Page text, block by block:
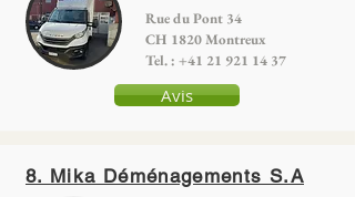
Rue du Pont 34
CH 1820 Montreux
Tel. : +41 21 921 14 37
Avis
8. Mika Déménagements S.A